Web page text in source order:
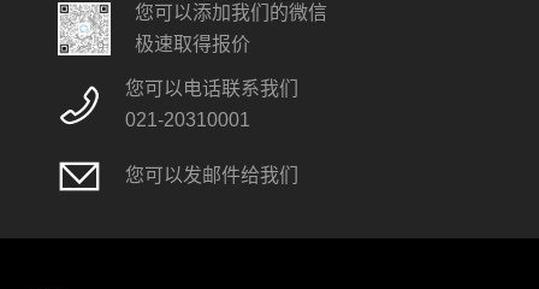
您可以添加我们的微信
极速取得报价
您可以电话联系我们
021-20310001
您可以发邮件给我们